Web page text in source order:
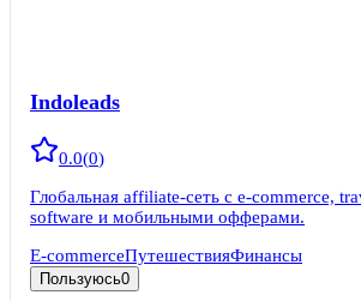
Indoleads
0.0(0)
Глобальная affiliate-сеть с e-commerce,
software и мобильными офферами.
E-commerceПутешествияФинансы
Пользуюсь0